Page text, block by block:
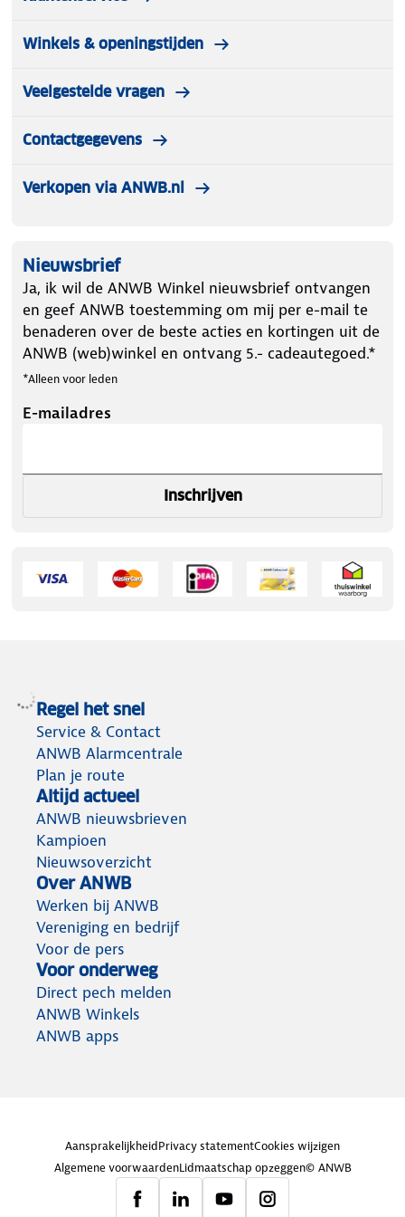
Het wielrenjack wordt geleverd in de maten 36-46
Primaloft®Gold wordt ook wel vaak kunstdons
genoemd en bestaat uit miljoenen ultrafijne
lichaamswarmte opslaan. Zelfs nat behoudt
tijdens elke winterrit.
Let op: kleding mag worden gepast maar niet
worden gedragen. Artikelen die zijn gedragen
worden niet terug genomen.
Winkels & openingstijden
Veelgestelde vragen
Contactgegevens
Verkopen via ANWB.nl
Nieuwsbrief
Ja, ik wil de ANWB Winkel nieuwsbrief ontvangen
en geef ANWB toestemming om mij per e-mail te
benaderen over de beste acties en kortingen uit de
ANWB (web)winkel en ontvang 5.- cadeautegoed.*
*Alleen voor leden
E-mailadres
Inschrijven
Regel het snel
Service & Contact
ANWB Alarmcentrale
Plan je route
Altijd actueel
ANWB nieuwsbrieven
Kampioen
Nieuwsoverzicht
Over ANWB
Werken bij ANWB
Vereniging en bedrijf
Voor de pers
Voor onderweg
Direct pech melden
ANWB Winkels
ANWB apps
AansprakelijkheidPrivacy statementCookies wijzigen
Algemene voorwaardenLidmaatschap opzeggen© ANWB